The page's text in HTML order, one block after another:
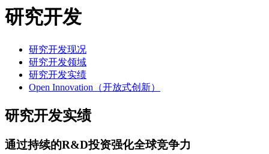
研究开发
研究开发现况
研究开发领域
研究开发实绩
Open Innovation（开放式创新）
研究开发实绩
通过持续的R&D投资强化全球竞争力